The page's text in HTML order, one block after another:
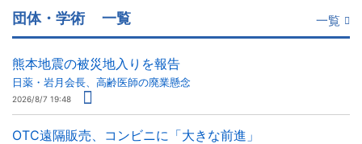
団体・学術 一覧 一覧
熊本地震の被災地入りを報告
日薬・岩月会長、高齢医師の廃業懸念
2026/8/7 19:48
OTC遠隔販売、コンビニに「大きな前進」